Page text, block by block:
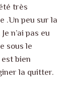
très
.Un peu sur la
n’ai pas eu
sous le
bien
la quitter.